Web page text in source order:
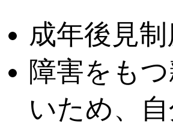
成年後見
障害をも
いため、